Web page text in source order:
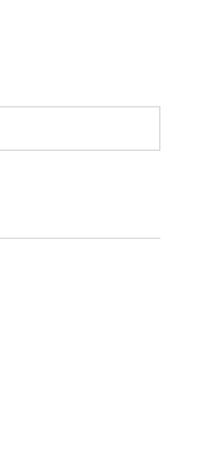
płatności